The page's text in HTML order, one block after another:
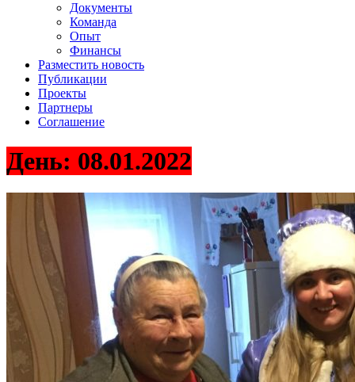
Документы
Команда
Опыт
Финансы
Разместить новость
Публикации
Проекты
Партнеры
Соглашение
День: 08.01.2022